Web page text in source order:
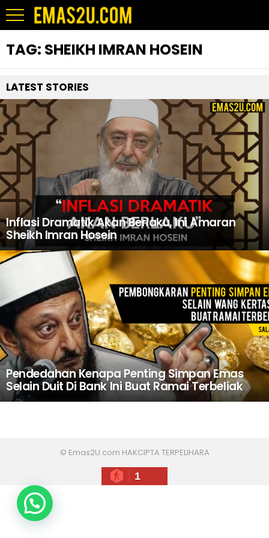
TAG: SHEIKH IMRAN HOSEIN
LATEST STORIES
Inflasi Dramatik Akan Berlaku, Ini Amaran
Sheikh Imran Hosein
Pendedahan Kenapa Penting Simpan Emas
Selain Duit Di Bank Ini Buat Ramai Terbeliak
© Emas2U.com HAKCIPTA TERPELIHARA
1